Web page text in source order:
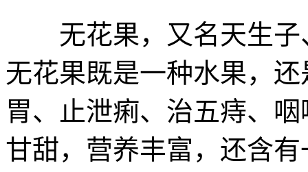
无花果，又名天生子
无花果既是一种水果，
胃、止泄痢、治五痔、
甘甜，营养丰富，还含